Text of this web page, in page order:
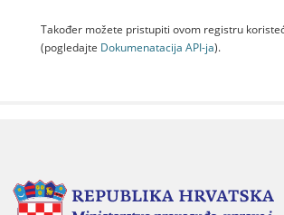
Također možete pristupiti ovom registru
(pogledajte Dokumenаtаcijа API-jа).